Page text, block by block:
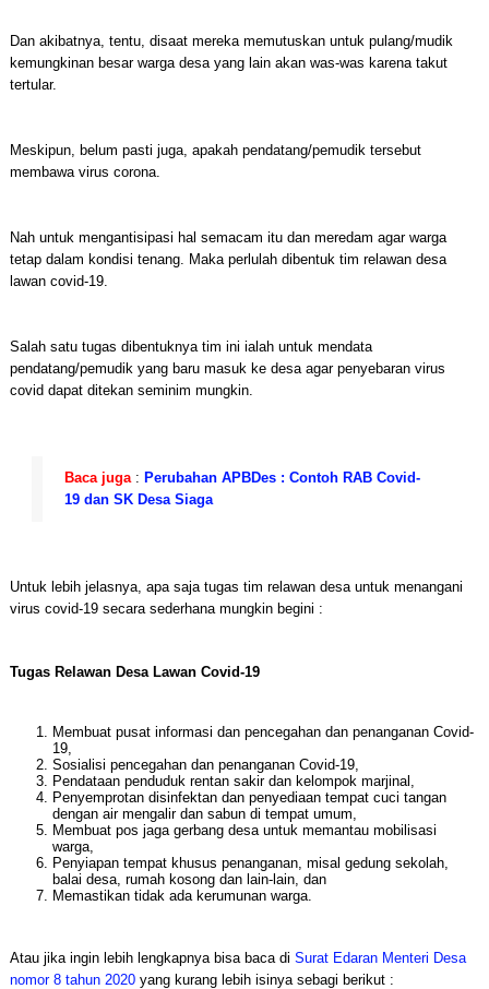
Dan akibatnya, tentu, disaat mereka memutuskan untuk pulang/mudik
kemungkinan besar warga desa yang lain akan was-was karena takut
tertular.
Meskipun, belum pasti juga, apakah pendatang/pemudik tersebut
membawa virus corona.
Nah untuk mengantisipasi hal semacam itu dan meredam agar warga
tetap dalam kondisi tenang. Maka perlulah dibentuk tim relawan desa
lawan covid-19.
Salah satu tugas dibentuknya tim ini ialah untuk mendata
pendatang/pemudik yang baru masuk ke desa agar penyebaran virus
covid dapat ditekan seminim mungkin.
Baca juga : Perubahan APBDes : Contoh RAB Covid-
19 dan SK Desa Siaga
Untuk lebih jelasnya, apa saja tugas tim relawan desa untuk menangani
virus covid-19 secara sederhana mungkin begini :
Tugas Relawan Desa Lawan Covid-19
Membuat pusat informasi dan pencegahan dan penanganan Covid-
19,
Sosialisi pencegahan dan penanganan Covid-19,
Pendataan penduduk rentan sakir dan kelompok marjinal,
Penyemprotan disinfektan dan penyediaan tempat cuci tangan
dengan air mengalir dan sabun di tempat umum,
Membuat pos jaga gerbang desa untuk memantau mobilisasi
warga,
Penyiapan tempat khusus penanganan, misal gedung sekolah,
balai desa, rumah kosong dan lain-lain, dan
Memastikan tidak ada kerumunan warga.
Atau jika ingin lebih lengkapnya bisa baca di Surat Edaran Menteri Desa
nomor 8 tahun 2020yang kurang lebih isinya sebagi berikut :